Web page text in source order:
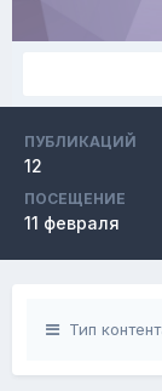
ПУБЛИКАЦИЙ
12
ПОСЕЩЕНИЕ
11 февраля
Тип